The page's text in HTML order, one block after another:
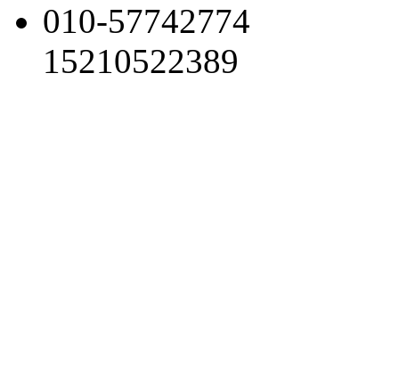
010-57742774
15210522389